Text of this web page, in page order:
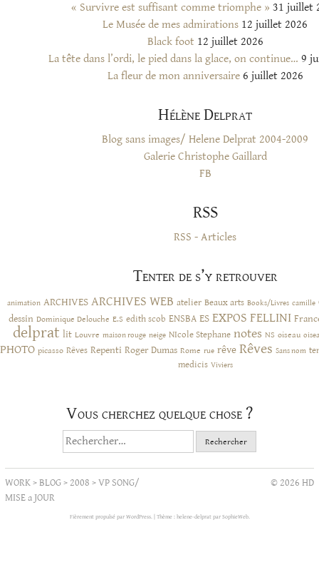
« Survivre est suffisant comme triomphe » 31 juillet
Le Musée de mes admirations 12 juillet 2026
Black foot 12 juillet 2026
La tête dans l’ordi, le pied dans la glace, on continue… 9
La fleur de mon anniversaire 6 juillet 2026
Hélène Delprat
Blog sans images/ Helene Delprat 2004-2009
Galerie Christophe Gaillard
FB
RSS
RSS - Articles
Tenter de s’y retrouver
animation ARCHIVES ARCHIVES WEB atelier Beaux arts Books/Livres camille
dessin Dominique Delouche E.S edith scob ENSBA ES EXPOS FELLINI
delprat lit Louvre maison rouge neige NIcole Stephane notes NS oiseau
PHOTO picasso Rêves Repenti Roger Dumas Rome rue rêve Rêves Sans nom
medicis Viviers
Vous cherchez quelque chose ?
Rechercher :
WORK>BLOG> 2008 >VP SONG/
MISE a JOUR
© 2026 HD
Fièrement propulsé par WordPress. Thème : helene-delprat par SophieWeb.